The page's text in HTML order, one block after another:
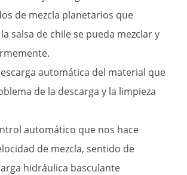
de mezcla planetarios que
salsa de chile se pueda mezclar y
automática del material que
de la descarga y la limpieza
automático que nos hace
de mezcla, sentido de
hidráulica basculante